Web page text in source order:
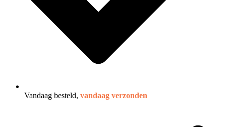
Vandaag besteld, vandaag verzonden